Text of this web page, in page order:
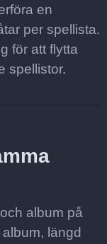
en
per spellista.
för att flytta
spellistor.
album på
längd